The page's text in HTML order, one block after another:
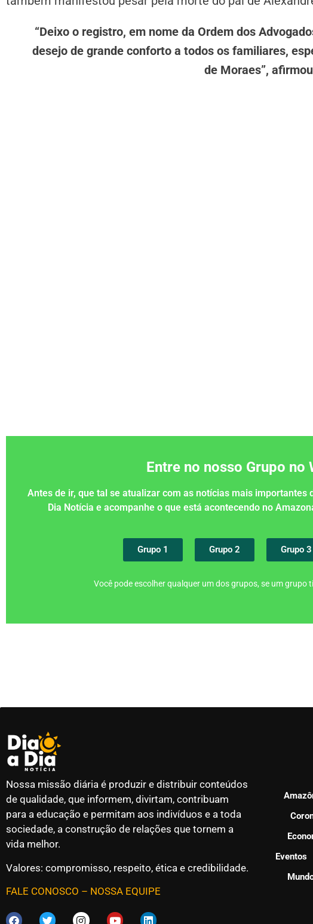
“Deixo o registro, em nome da Ordem dos
desejo de grande conforto a todos os familiares,
de Moraes”,
Entre no nosso Grupo no
Antes de ir, que tal se atualizar com as notícias mais importantes
Dia Notícia e acompanhe o que está acontecendo no
Grupo 1 Grupo 2 Grupo 3
Você pode escolher qualquer um dos grupos, se um grupo
Nossa missão diária é produzir e distribuir conteúdos
de qualidade, que informem, divirtam, contribuam
para a educação e permitam aos indivíduos e a toda
sociedade, a construção de relações que tornem a
vida melhor.
Valores: compromisso, respeito, ética e credibilidade.
FALE CONOSCO – NOSSA EQUIPE
Eventos